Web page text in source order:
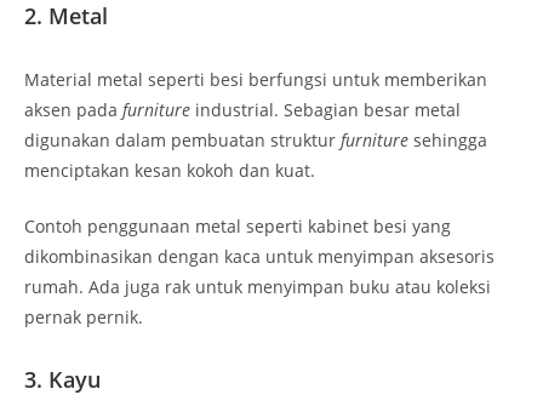
2. Metal
Material metal seperti besi berfungsi untuk memberikan
aksen pada furniture industrial. Sebagian besar metal
digunakan dalam pembuatan struktur furniture sehingga
menciptakan kesan kokoh dan kuat.
Contoh penggunaan metal seperti kabinet besi yang
dikombinasikan dengan kaca untuk menyimpan aksesoris
rumah. Ada juga rak untuk menyimpan buku atau koleksi
pernak pernik.
3. Kayu